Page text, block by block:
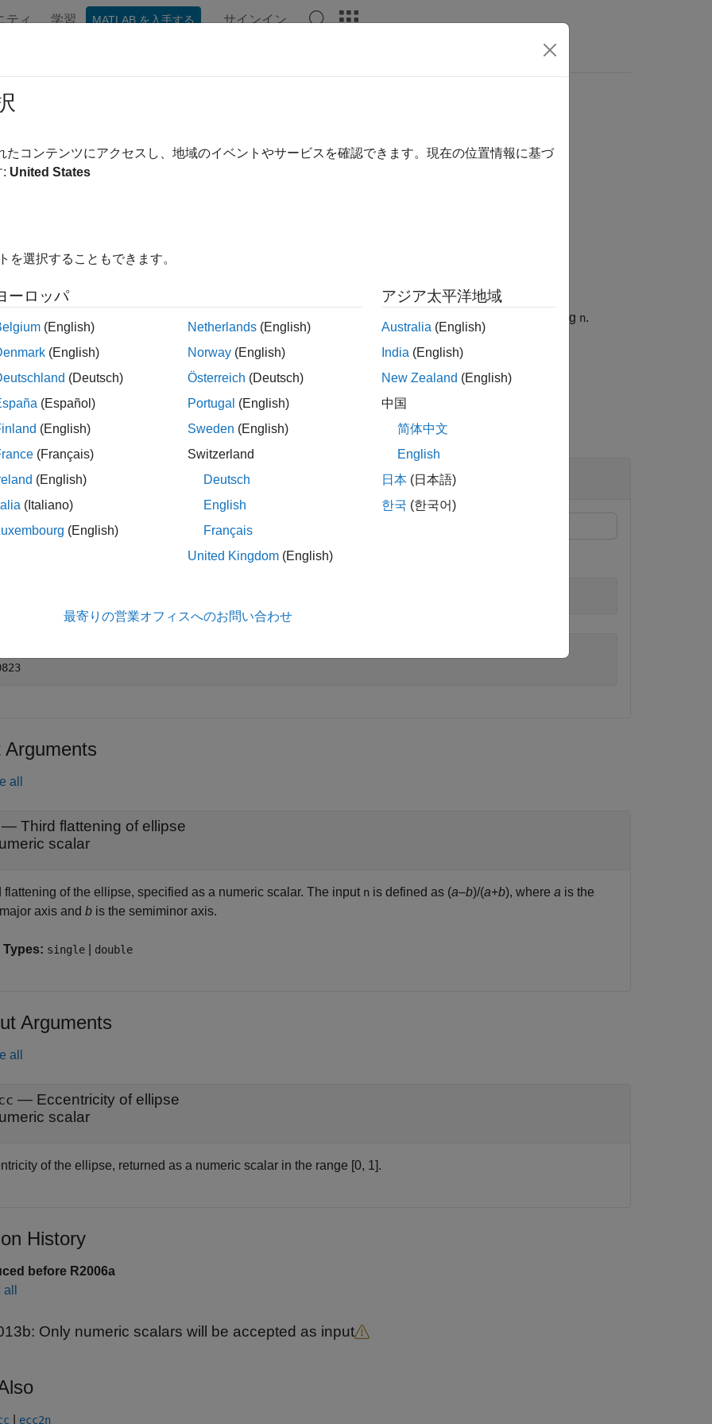
ティ 学習 MATLAB を入手する サインイン
of ellipse from third flattening
of an ellipse or an ellipsoid of revolution given the third flattening n.
all
of Ellipse from Third Flattening
the eccentricity of an ellipse from the third flattening.
Arguments
all
— Third flattening of ellipse
scalar
flattening of the ellipse, specified as a numeric scalar. The input n is defined as (a–b)/(a+b), where a is the
axis and b is the semiminor axis.
Types: single double
Arguments
all
— Eccentricity of ellipse
scalar
of the ellipse, returned as a numeric scalar in the range [0, 1].
History
before R2006a
Only numeric scalars will be accepted as input
ecc2n
たコンテンツにアクセスし、地域のイベントやサービスを確認できます。現在の位置情報に基づ
: United States
を選択することもできます。
ーロッパ
(English)
(English)
(Deutsch)
(Español)
(English)
(Français)
(English)
(Italiano)
(English)
Netherlands (English)
Norway (English)
Österreich (Deutsch)
Portugal (English)
Sweden (English)
Switzerland
Deutsch
English
Français
United Kingdom (English)
アジア太平洋地域
Australia (English)
India (English)
New Zealand (English)
中国
简体中文
English
日本 (日本語)
한국 (한국어)
最寄りの営業オフィスへのお問い合わせ